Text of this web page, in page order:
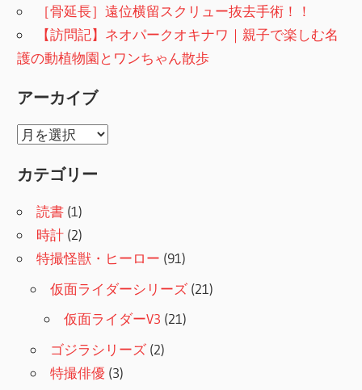
［骨延長］遠位横留スクリュー抜去手術！！
【訪問記】ネオパークオキナワ｜親子で楽しむ名
護の動植物園とワンちゃん散歩
アーカイブ
ア
カ
カテゴリー
読書 (1)
時計 (2)
特撮怪獣・ヒーロー (91)
仮面ライダーシリーズ (21)
仮面ライダーV3 (21)
ゴジラシリーズ (2)
特撮俳優 (3)